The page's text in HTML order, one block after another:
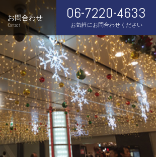
お問合わせ
Contact
06-7220-4633
お気軽にお問合わせください